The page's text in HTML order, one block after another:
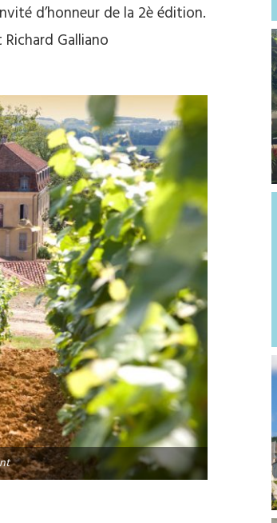
d’honneur de la 2è édition.
Galliano